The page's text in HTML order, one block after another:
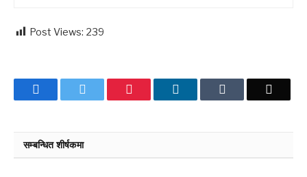
Post Views: 239
Facebook Pinterest LinkedIn
सम्बन्धित शीर्षकमा